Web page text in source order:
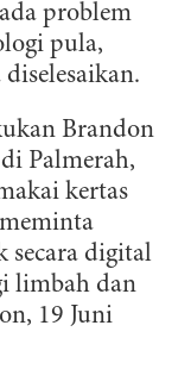
problem
pula,
Brandon
Palmerah,
kertas
secara digital
limbah dan
19 Juni